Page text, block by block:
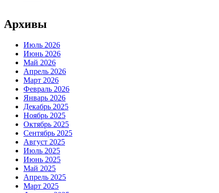
Архивы
Июль 2026
Июнь 2026
Май 2026
Апрель 2026
Март 2026
Февраль 2026
Январь 2026
Декабрь 2025
Ноябрь 2025
Октябрь 2025
Сентябрь 2025
Август 2025
Июль 2025
Июнь 2025
Май 2025
Апрель 2025
Март 2025